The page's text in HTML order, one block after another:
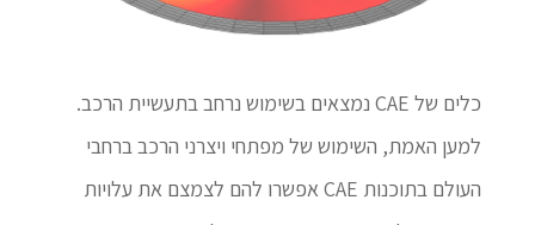
כלים של CAE נמצאים בשימוש נרחב בתעשיית הרכב.
למען האמת, השימוש של מפתחי ויצרני הרכב ברחבי
העולם בתוכנות CAE אפשרו להם לצמצם את עלויות